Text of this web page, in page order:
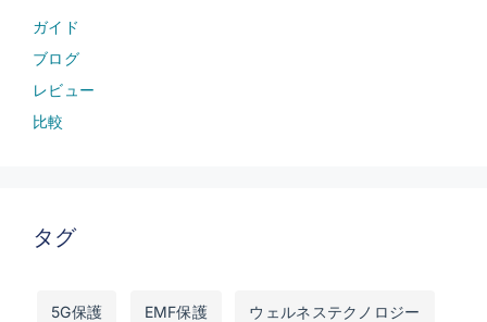
ガイド
ブログ
レビュー
比較
タグ
5G保護 EMF保護 ウェルネステクノロジー